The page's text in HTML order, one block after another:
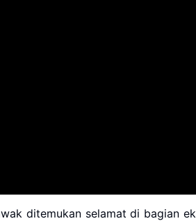
ditemukan selamat di bagian